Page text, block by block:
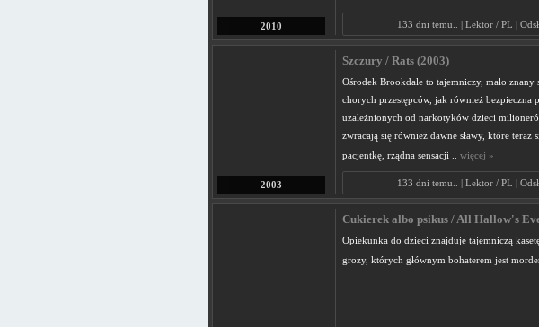
2010 133 dni temu.. | Lektor / PL |
2003
Szczury / Rats (2003)
Ośrodek Brookdale to tajemniczy, mało znany
chorych przestępców, jak również bezpieczna
uzależnionych od narkotyków dzieci
zwracają się również dawne sławy, które teraz
pacjentkę, rządna sensacji .. więcej »
133 dni temu.. | Lektor / PL |
Cukierek albo psikus / All Hallow's
Opiekunka do dzieci znajduje tajemniczą
grozy, których głównym bohaterem jest